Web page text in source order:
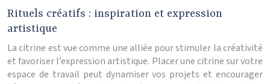
Rituels créatifs : inspiration et expression
artistique
La citrine est vue comme une alliée pour stimuler la créativité
et favoriser l’expression artistique. Placer une citrine sur votre
espace de travail peut dynamiser vos projets et encourager